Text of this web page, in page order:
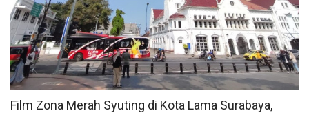
Film Zona Merah Syuting di Kota Lama Surabaya,